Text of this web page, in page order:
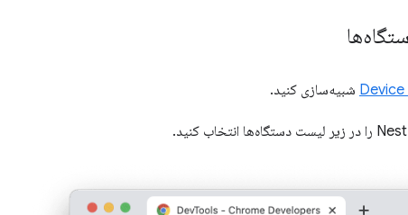
شبیه‌سازی کنید.